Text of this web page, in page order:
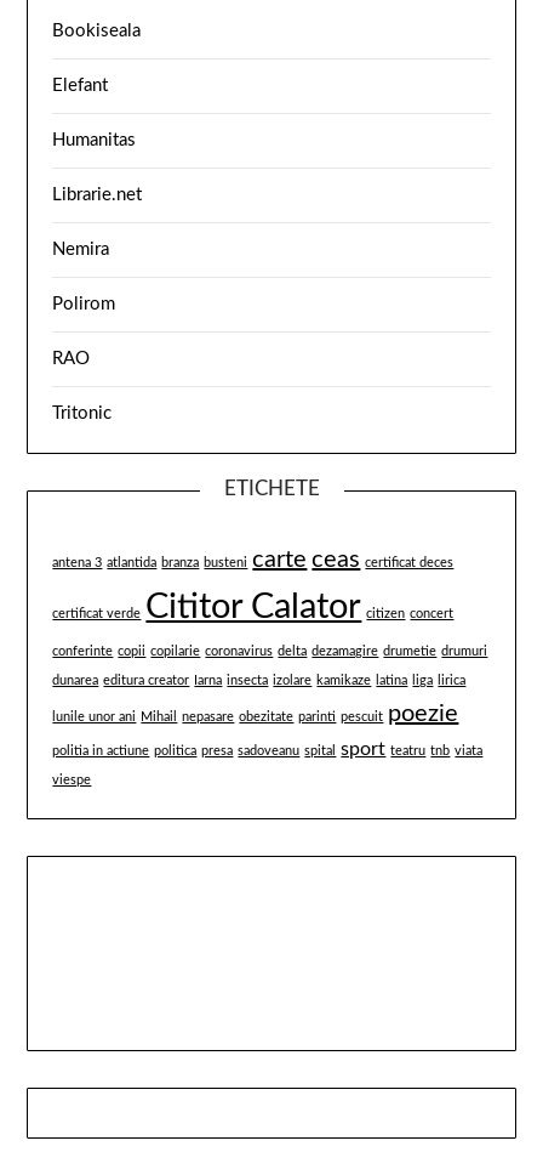
Bookiseala
Elefant
Humanitas
Librarie.net
Nemira
Polirom
RAO
Tritonic
ETICHETE
antena 3 atlantida branza busteni carte ceas certificat deces
certificat verde Cititor Calator citizen concert
conferinte copii copilarie coronavirus delta dezamagire drumetie drumuri
dunarea editura creator Iarna insecta izolare kamikaze latina liga lirica
lunile unor ani Mihail nepasare obezitate parinti pescuit poezie
politia in actiune politica presa sadoveanu spital sport teatru tnb viata
viespe